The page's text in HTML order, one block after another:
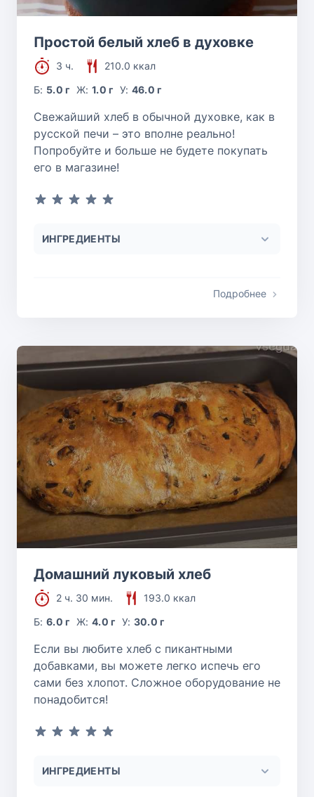
Простой белый хлеб в духовке
3 ч.
210.0 ккал
Б: 5.0 г Ж: 1.0 г У: 46.0 г
Свежайший хлеб в обычной духовке, как в
русской печи – это вполне реально!
Попробуйте и больше не будете покупать
его в магазине!
ИНГРЕДИЕНТЫ
Подробнее
Домашний луковый хлеб
2 ч. 30 мин.
193.0 ккал
Б:6.0 г Ж: 4.0 г У: 30.0 г
Если вы любите хлеб с пикантными
добавками, вы можете легко испечь его
сами без хлопот. Сложное оборудование не
понадобится!
ИНГРЕДИЕНТЫ